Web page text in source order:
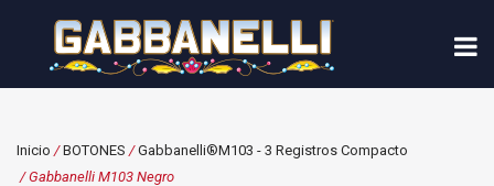
Inicio /BOTONES /Gabbanelli®M103 - 3 Registros Compacto
/ Gabbanelli M103 Negro